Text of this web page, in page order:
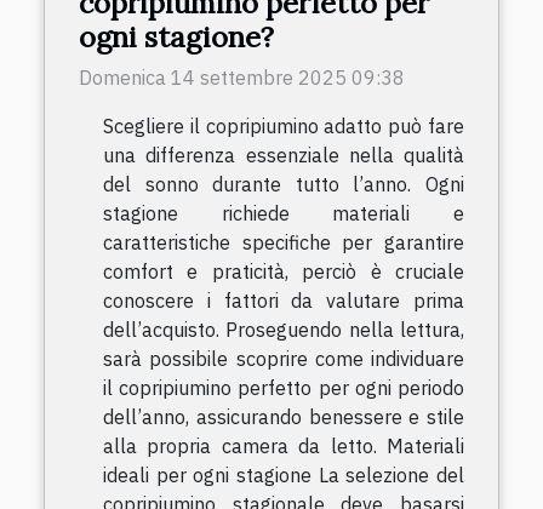
ogni stagione?
Domenica 14 settembre 2025 09:38
Scegliere il copripiumino adatto può fare
una differenza essenziale nella qualità
del sonno durante tutto l’anno. Ogni
stagione richiede materiali e
caratteristiche specifiche per garantire
comfort e praticità, perciò è cruciale
conoscere i fattori da valutare prima
dell’acquisto. Proseguendo nella lettura,
sarà possibile scoprire come individuare
il copripiumino perfetto per ogni periodo
dell’anno, assicurando benessere e stile
alla propria camera da letto. Materiali
ideali per ogni stagione La selezione del